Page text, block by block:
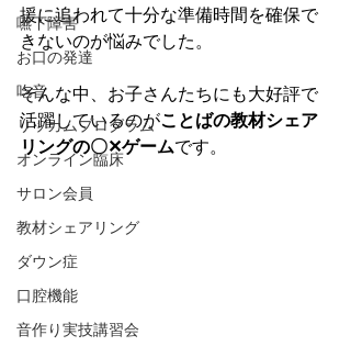
嚥下障害
お口の発達
吃音
リッカムプログラム
オンライン臨床
サロン会員
教材シェアリング
ダウン症
口腔機能
音作り実技講習会
援に追われて十分な準備時間を確保で
きないのが悩みでした。
そんな中、お子さんたちにも大好評で
活躍しているのがことばの教材シェア
リングの〇✕ゲームです。